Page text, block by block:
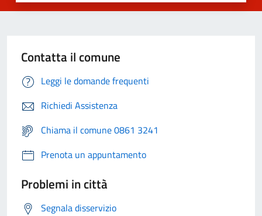
Contatta il comune
Leggi le domande frequenti
Richiedi Assistenza
Chiama il comune 0861 3241
Prenota un appuntamento
Problemi in città
Segnala disservizio